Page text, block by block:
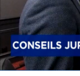
La